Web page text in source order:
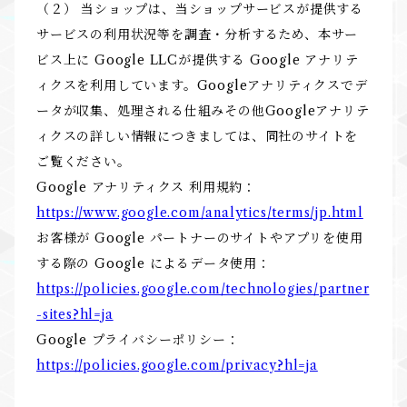
（２） 当ショップは、当ショップサービスが提供する
サービスの利用状況等を調査・分析するため、本サー
ビス上に Google LLCが提供する Google アナリテ
ィクスを利用しています。Googleアナリティクスでデ
ータが収集、処理される仕組みその他Googleアナリテ
ィクスの詳しい情報につきましては、同社のサイトを
ご覧ください。
Google アナリティクス 利用規約：
https://www.google.com/analytics/terms/jp.html
お客様が Google パートナーのサイトやアプリを使用
する際の Google によるデータ使用：
https://policies.google.com/technologies/partner
-sites?hl=ja
Google プライバシーポリシー：
https://policies.google.com/privacy?hl=ja